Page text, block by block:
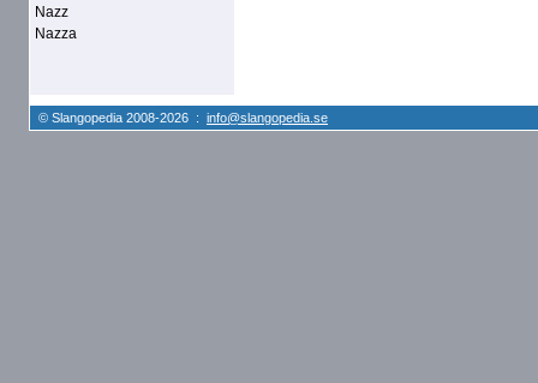
Nazz
Nazza
© Slangopedia 2008-2026 : info@slangopedia.se